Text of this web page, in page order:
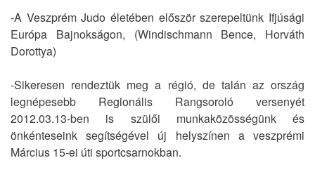
-A Veszprém Judo életében először szerepeltünk Ifjúsági
Európa Bajnokságon, (Windischmann Bence, Horváth
Dorottya)
-Sikeresen rendeztük meg a régió, de talán az ország
legnépesebb Regionális Rangsoroló versenyét
2012.03.13-ben is szülői munkaközösségünk és
önkénteseink segítségével új helyszínen a veszprémi
Március 15-ei úti sportcsarnokban.